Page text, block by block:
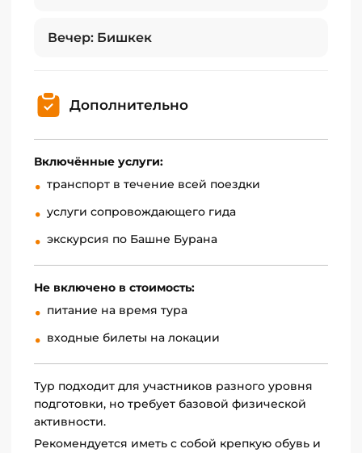
памятником Средневекового Кыргызстана. Вот
некоторая информация о «Башне Бурана» в
Токмоке:
История.Эта башня была построена в XI–XII
веках и служила оборонительной целью. Она
предназначенной для защиты от вторжений
и нападений.
Архитектура.Башня Бурана в Токмоке имеет
кирпичную конструкцию и квадратную
метров. Внутри башни есть лестница,
позволяющая подниматься на верхние
Местоположение.Башня Бурана
расположена в городе Токмоке, который
находится в 60 километрах к востоку от
Бишкека, столицы Кыргызстана. Это
Вечер: Бишкек
Дополнительно
Включённые услуги:
транспорт в течение всей поездки
услуги сопровождающего гида
экскурсия по Башне Бурана
Не включено в стоимость:
питание на время тура
входные билеты на локации
Тур подходит для участников разного уровня
подготовки, но требует базовой физической
активности.
Рекомендуется иметь с собой крепкую обувь и